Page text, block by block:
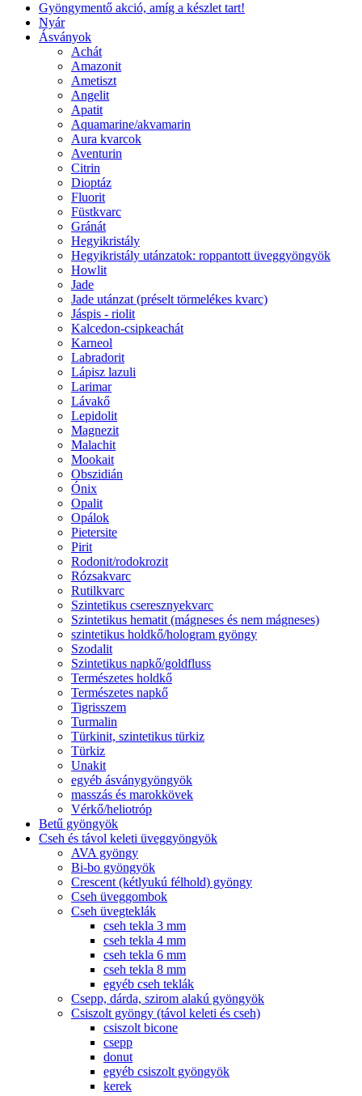
Gyöngymentő akció, amíg a készlet tart!
Nyár
Ásványok
Achát
Amazonit
Ametiszt
Angelit
Apatit
Aquamarine/akvamarin
Aura kvarcok
Aventurin
Citrin
Dioptáz
Fluorit
Füstkvarc
Gránát
Hegyikristály
Hegyikristály utánzatok: roppantott üveggyöngyök
Howlit
Jade
Jade utánzat (préselt törmelékes kvarc)
Jáspis - riolit
Kalcedon-csipkeachát
Karneol
Labradorit
Lápisz lazuli
Larimar
Lávakő
Lepidolit
Magnezit
Malachit
Mookait
Obszidián
Ónix
Opalit
Opálok
Pietersite
Pirit
Rodonit/rodokrozit
Rózsakvarc
Rutilkvarc
Szintetikus cseresznyekvarc
Szintetikus hematit (mágneses és nem mágneses)
szintetikus holdkő/hologram gyöngy
Szodalit
Szintetikus napkő/goldfluss
Természetes holdkő
Természetes napkő
Tigrisszem
Turmalin
Türkinit, szintetikus türkiz
Türkiz
Unakit
egyéb ásványgyöngyök
masszás és marokkövek
Vérkő/heliotróp
Betű gyöngyök
Cseh és távol keleti üveggyöngyök
AVA gyöngy
Bi-bo gyöngyök
Crescent (kétlyukú félhold) gyöngy
Cseh üveggombok
Cseh üvegteklák
cseh tekla 3 mm
cseh tekla 4 mm
cseh tekla 6 mm
cseh tekla 8 mm
egyéb cseh teklák
Csepp, dárda, szirom alakú gyöngyök
Csiszolt gyöngy (távol keleti és cseh)
csiszolt bicone
csepp
donut
egyéb csiszolt gyöngyök
kerek